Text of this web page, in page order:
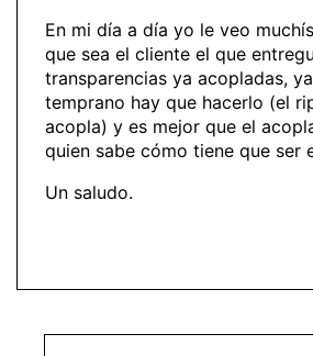
En mi día a día yo le veo
que sea el cliente el que
transparencias ya acopladas,
temprano hay que hacerlo (el
acopla) y es mejor que el
quien sabe cómo tiene que ser
Un saludo.